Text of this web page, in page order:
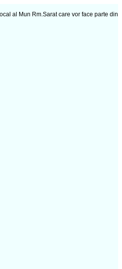
al Mun Rm.Sarat care vor face parte din